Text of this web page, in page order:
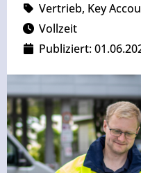
Vertrieb, Key
Vollzeit
Publiziert: